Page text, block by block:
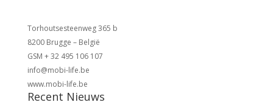
Torhoutsesteenweg 365 b
8200 Brugge – België
GSM + 32 495 106 107
info@mobi-life.be
www.mobi-life.be
Recent Nieuws